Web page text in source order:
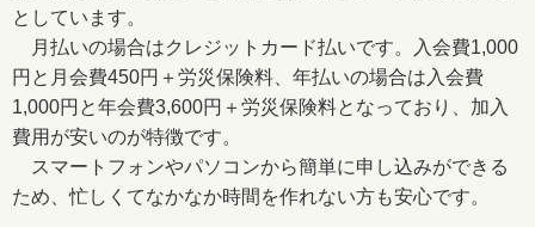
としています。
月払いの場合はクレジットカード払いです。入会費1,000
円と月会費450円＋労災保険料、年払いの場合は入会費
1,000円と年会費3,600円＋労災保険料となっており、加入
費用が安いのが特徴です。
スマートフォンやパソコンから簡単に申し込みができる
ため、忙しくてなかなか時間を作れない方も安心です。